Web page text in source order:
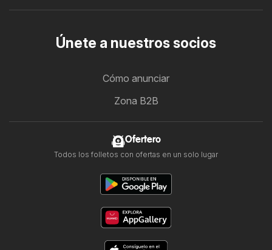
Únete a nuestros socios
Cómo anunciar
Zona B2B
Ofertero
Todos los folletos con ofertas en un solo lugar